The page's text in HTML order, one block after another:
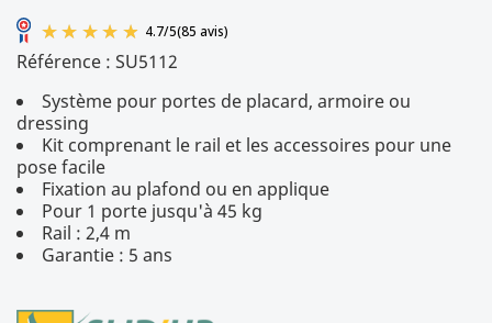
4.7/ 5(85 avis)
Référence : SU5112
Système pour portes de placard, armoire ou
dressing
Kit comprenant le rail et les accessoires pour une
pose facile
Fixation au plafond ou en applique
Pour 1 porte jusqu'à 45 kg
Rail : 2,4 m
Garantie : 5 ans